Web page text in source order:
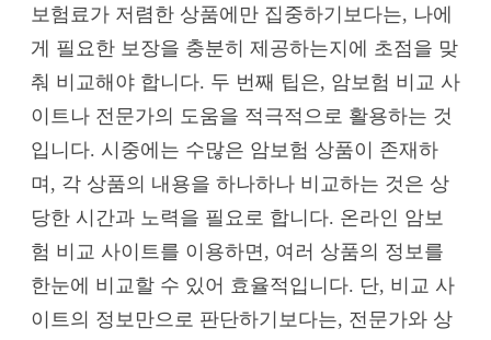
보험료가 저렴한 상품에만 집중하기보다는, 나에
게 필요한 보장을 충분히 제공하는지에 초점을 맞
춰 비교해야 합니다. 두 번째 팁은, 암보험 비교 사
이트나 전문가의 도움을 적극적으로 활용하는 것
입니다. 시중에는 수많은 암보험 상품이 존재하
며, 각 상품의 내용을 하나하나 비교하는 것은 상
당한 시간과 노력을 필요로 합니다. 온라인 암보
험 비교 사이트를 이용하면, 여러 상품의 정보를
한눈에 비교할 수 있어 효율적입니다. 단, 비교 사
이트의 정보만으로 판단하기보다는, 전문가와 상